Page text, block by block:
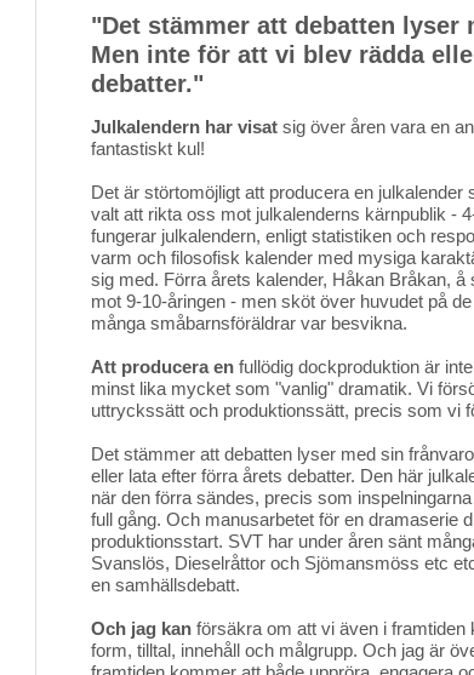
"Det stämmer att debatten lyser
Men inte för att vi blev rädda
debatter."
Julkalendern har visat sig över åren vara en
fantastiskt kul!
Det är störtomöjligt att producera en
valt att rikta oss mot julkalenderns kärnpublik -
fungerar julkalendern, enligt statistiken och
varm och filosofisk kalender med mysiga
sig med. Förra årets kalender, Håkan Bråkan,
mot 9-10-åringen - men sköt över huvudet på
många småbarnsföräldrar var besvikna.
Att producera en fullödig dockproduktion är
minst lika mycket som "vanlig" dramatik. Vi
uttryckssätt och produktionssätt, precis som vi
Det stämmer att debatten lyser med sin
eller lata efter förra årets debatter. Den här
när den förra sändes, precis som
full gång. Och manusarbetet för en dramaserie
produktionsstart. SVT har under åren sänt
Svanslös, Dieselråttor och Sjömansmöss etc
en samhällsdebatt.
Och jag kan försäkra om att vi även i
form, tilltal, innehåll och målgrupp. Och jag är